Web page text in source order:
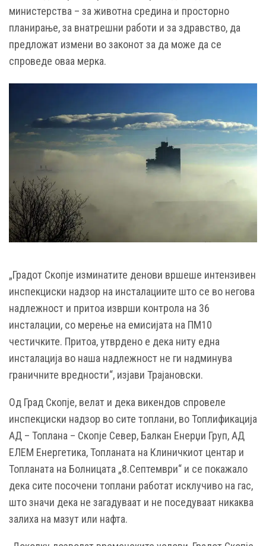
министерства – за животна средина и просторно
планирање, за внатрешни работи и за здравство, да
предложат измени во законот за да може да се
спроведе оваа мерка.
„Градот Скопје изминатите денови вршеше интензивен
инспекциски надзор на инсталациите што се во негова
надлежност и притоа изврши контрола на 36
инсталации, со мерење на емисијата на ПМ10
честичките. Притоа, утврдено е дека ниту една
инсталација во наша надлежност не ги надминува
граничните вредности“, изјави Трајановски.
Од Град Скопје, велат и дека викендов спровеле
инспекциски надзор во сите топлани, во Топлификација
АД – Топлана – Скопје Север, Балкан Енерџи Груп, АД
ЕЛЕМ Енергетика, Топланата на Клиничкиот центар и
Топланата на Болницата „8.Септември“ и се покажало
дека сите посочени топлани работат исклучиво на гас,
што значи дека не загадуваат и не поседуваат никаква
залиха на мазут или нафта.